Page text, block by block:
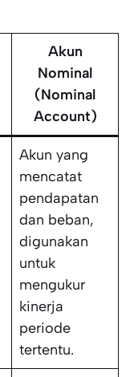
Akun
Nominal
(Nominal
Account)
Akun yang
mencatat
pendapatan
dan beban,
digunakan
untuk
mengukur
kinerja
periode
tertentu.